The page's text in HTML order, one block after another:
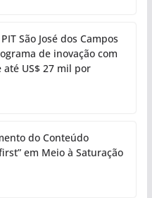
São José dos Campos
de inovação com
até US$ 27 mil por
do Conteúdo
em Meio à Saturação